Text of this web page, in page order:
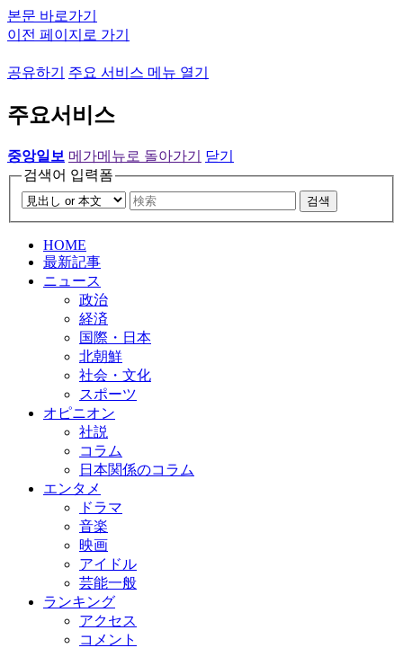
본문 바로가기
이전 페이지로 가기
공유하기 주요 서비스 메뉴 열기
주요서비스
중앙일보 메가메뉴로 돌아가기
닫기
검색어 입력폼
검색
HOME
最新記事
ニュース
政治
経済
国際・日本
北朝鮮
社会・文化
スポーツ
オピニオン
社説
コラム
日本関係のコラム
エンタメ
ドラマ
音楽
映画
アイドル
芸能一般
ランキング
アクセス
コメント